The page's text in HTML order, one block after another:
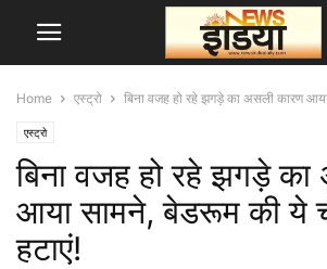
Home एस्ट्रो बिना वजह हो रहे झगड़े का असली कारण
एस्ट्रो
बिना वजह हो रहे झगड़े
आया सामने, बेडरूम की ये
हटाएं!